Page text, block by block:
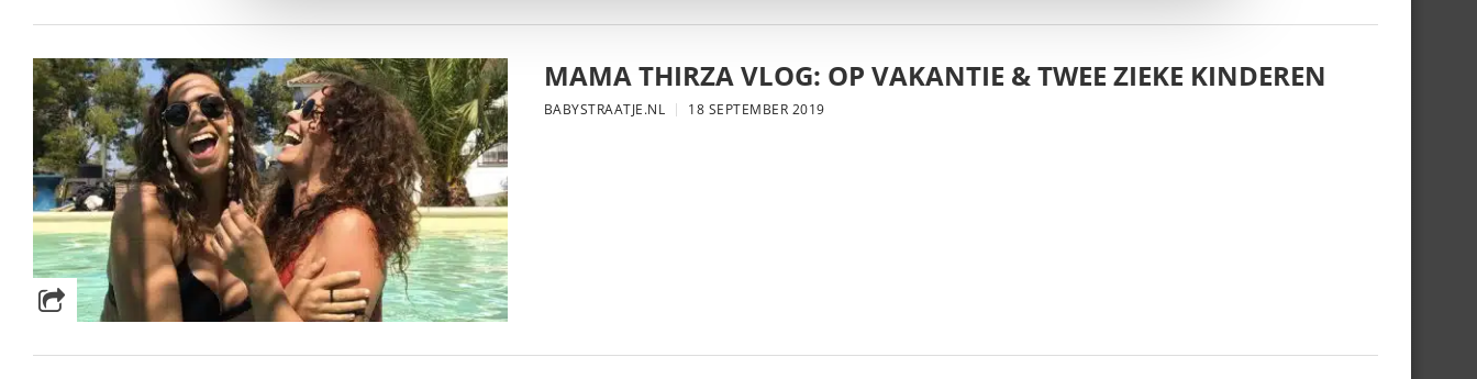
MAMA THIRZA VLOG: OP VAKANTIE & TWEE ZIEKE KINDEREN
BABYSTRAATJE.NL 18 SEPTEMBER 2019